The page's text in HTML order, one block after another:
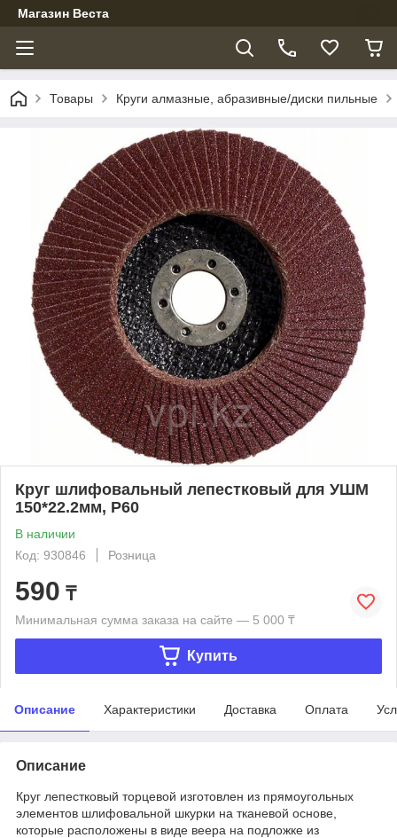
Магазин Веста
Товары Круги алмазные, абразивные/диски пильные
Круг шлифовальный лепестковый для УШМ
150*22.2мм, Р60
В наличии
Код: 930846
Розница
590 ₸
Минимальная сумма заказа на сайте — 5 000 ₸
Купить
Описание Характеристики Доставка Оплата
Описание
Круг лепестковый торцевой изготовлен из прямоугольных
элементов шлифовальной шкурки на тканевой основе,
которые расположены в виде веера на подложке из